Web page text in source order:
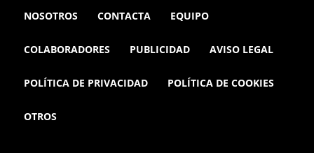
NOSOTROS CONTACTA EQUIPO
COLABORADORES PUBLICIDAD AVISO LEGAL
POLÍTICA DE PRIVACIDAD POLÍTICA DE COOKIES
OTROS